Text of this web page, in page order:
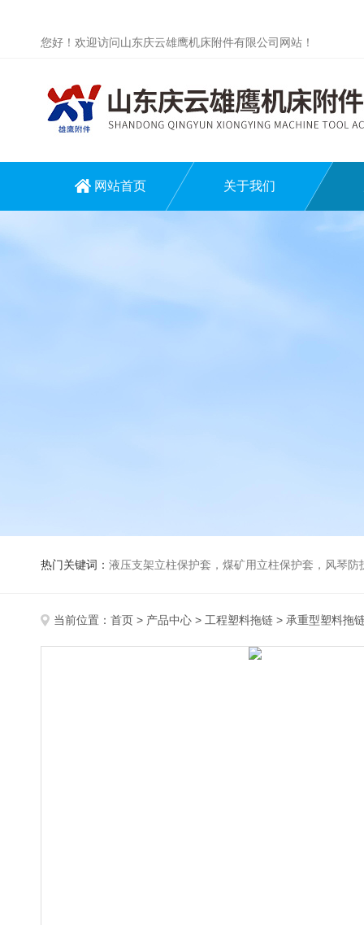
您好！欢迎访问山东庆云雄鹰机床附件有限公司网站！
网站首页 关于我们
热门关键词： 液压支架立柱保护套，煤矿用立柱保护套，风琴
当前位置： 首页 > 产品中心 > 工程塑料拖链 > 承重型塑料拖